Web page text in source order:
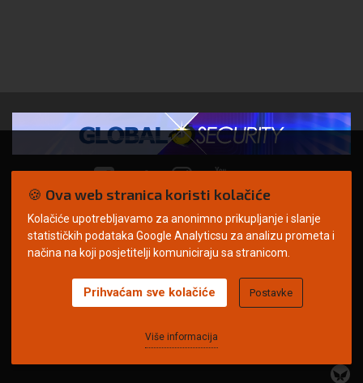
© Copyright 2026. | ARILEO
Uvjeti korištenja Politika privatnosti
Impressum
🍪 Ova web stranica koristi kolačiće
Kolačiće upotrebljavamo za anonimno prikupljanje i slanje
statističkih podataka Google Analyticsu za analizu prometa i
načina na koji posjetitelji komuniciraju sa stranicom.
Više informacija
Prihvaćam sve kolačiće Postavke